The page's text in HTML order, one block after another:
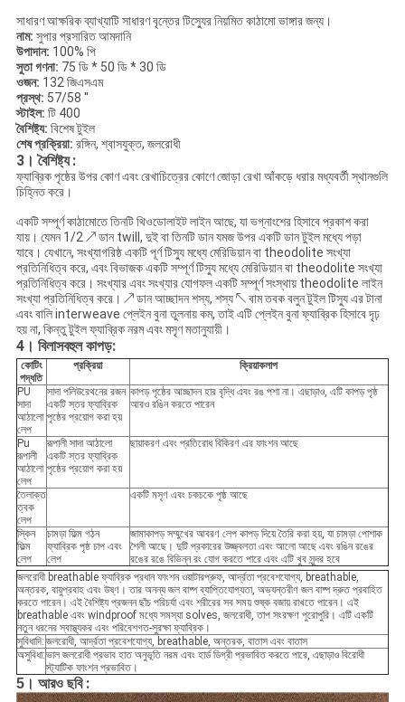
সাধারণ আক্ষরিক ব্যাখ্যাটি সাধারণ বৃন্তের টিস্যুের নিয়মিত কাঠামো ভাঙ্গার জন্য।
নাম: সুপার প্রসারিত আমদানি
উপাদান: 100% পি
সুতা গণনা: 75 ডি * 50 ডি * 30 ডি
ওজন: 132 জিএসএম
প্রস্থ: 57/58 ''
স্টাইল: টি 400
বৈশিষ্ট্য: বিশেষ টুইল
শেষ প্রক্রিয়া: রঙ্গিন, শ্বাসযুক্ত, জলরোধী
3। বৈশিষ্ট্য :
ফ্যাব্রিক পৃষ্ঠের উপর কোণ এবং রেখাচিত্রের কোণে জোড়া রেখা আঁকড়ে ধরার মধ্যবর্তী স্থানগুলি
চিহ্নিত করে।
একটি সম্পূর্ণ কাঠামোতে তিনটি থিওডোলাইট লাইন আছে, যা ভগ্নাংশের হিসাবে প্রকাশ করা
যায়। যেমন 1/2 ↗ ডান twill, দুই বা তিনটি ডান যমজ উপর একটি ডান টুইল মধ্যে পড়া
যাবে। যেখানে, সংখ্যাগরিষ্ঠ একটি পূর্ণ টিস্যু মধ্যে মেরিডিয়ান বা theodolite সংখ্যা
প্রতিনিধিত্ব করে, এবং বিভাজক একটি সম্পূর্ণ টিস্যু মধ্যে মেরিডিয়ান বা theodolite সংখ্যা
প্রতিনিধিত্ব করে। সংখ্যার এবং সংখ্যার যোগফল একটি সম্পূর্ণ সংস্থায় theodolite লাইন
সংখ্যা প্রতিনিধিত্ব করে। ↗ ডান আচ্ছাদন শস্য, শস্য ↖ বাম তবক বলুন টুইল টিস্যু এর টানা
এবং বালি interweave প্লেইন বুনা তুলনায় কম, তাই এটি প্লেইন বুনা ফ্যাব্রিক হিসাবে দৃঢ়
হয় না, কিন্তু টুইল ফ্যাব্রিক নরম এবং মসৃণ মতানুযায়ী।
4। বিলাসবহুল কাপড়:
কোটিং
পদ্ধতি
প্রক্রিয়া ক্রিয়াকলাপ
PU
সাদা
আঠালো
লেপ
সাদা পলিউরেথনের রজন
একটি স্তর ফ্যাব্রিক
পৃষ্ঠের প্রয়োগ করা হয়
কাপড় পৃষ্ঠের আচ্ছাদন হার বৃদ্ধি এবং রঙ পশা না। এছাড়াও, এটি কাপড় পৃষ্ঠ
আরও রঙিন করতে পারেন
Pu
রূপালী
আঠালো
লেপ
রূপালী সাদা আঠালো
একটি স্তর ফ্যাব্রিক
পৃষ্ঠের প্রয়োগ করা হয়
ছায়াকরণ এবং প্রতিরোধ বিকিরণ এর ফাংশন আছে
তৈলাক্ত
ত্বক
লেপ
একটি মসৃণ এবং চকচকে পৃষ্ঠ আছে
স্কিন
ফিল্ম
লেপ
চামড়া ফিল্ম গঠন
ফ্যাব্রিক পৃষ্ঠ চাপ এবং
লেপ
জামাকাপড় সম্মুখের আবরণ লেপ কাপড় দিয়ে তৈরি করা হয়, যা চামড়া পোশাক
শৈলী আছে। দুটি প্রকারের উজ্জ্বলতা এবং আলো আছে এবং রঙিন রঙের
রঙের রঙে বিভিন্ন রং যোগ করতে পারে এবং এটি খুব সুন্দর হবে
জলরোধী breathable ফ্যাব্রিক প্রধান ফাংশন ওয়াটারপ্রুফ, আর্দ্রতা প্রবেশযোগ্য, breathable,
অন্তরক, বায়ুপ্রবাহ এবং উষ্ণ। তার অনন্য জল বাষ্প ব্যাপ্তিযোগ্যতা, অভ্যন্তরীণ জল বাষ্প দ্রুত প্রবাহিত
করতে পারেন। এই বৈশিষ্ট্য প্রজনন ছাঁচ পরিচর্যা এবং শরীরের সব সময় শুষ্ক বজায় রাখতে পারেন। এই
breathable এবং windproof মধ্যে সমস্যা solves, জলরোধী, তাপ সংরক্ষণ পুরোপুরি। এটি একটি
নতুন ধরনের স্বাস্থ্যকর এবং পরিবেশগত-সুরক্ষা ফ্যাব্রিক।
সুবিধাদি: জলরোধী, আর্দ্রতা প্রবেশযোগ্য, breathable, অন্তরক, বাতাস এবং বাতাস
অসুবিধা:ভাল জলরোধী প্রভাব হাত অনুভূতি নরম এবং হার্ড ডিগ্রী প্রভাবিত করতে পারে, এছাড়াও বিরোধী
স্ট্যাটিক ফাংশন প্রভাবিত।
5। আরও ছবি: